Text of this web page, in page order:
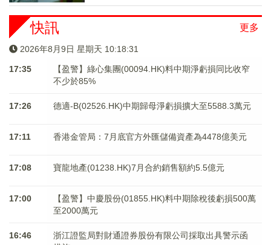
更多
快訊
2026年8月9日 星期天 10:18:31
17:35
【盈警】綠心集團(00094.HK)料中期淨虧損同比收窄
不少於85%
17:26 德適-B(02526.HK)中期歸母淨虧損擴大至5588.3萬元
17:11 香港金管局：7月底官方外匯儲備資產為4478億美元
17:08 寶龍地產(01238.HK)7月合約銷售額約5.5億元
17:00
【盈警】中慶股份(01855.HK)料中期除稅後虧損500萬
至2000萬元
16:46
浙江證監局對財通證券股份有限公司採取出具警示函